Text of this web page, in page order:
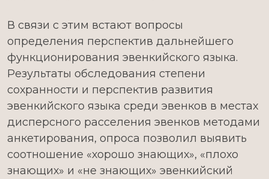
В связи с этим встают вопросы
определения перспектив дальнейшего
функционирования эвенкийского языка.
Результаты обследования степени
сохранности и перспектив развития
эвенкийского языка среди эвенков в местах
дисперсного расселения эвенков методами
анкетирования, опроса позволил выявить
соотношение «хорошо знающих», «плохо
знающих» и «не знающих» эвенкийский